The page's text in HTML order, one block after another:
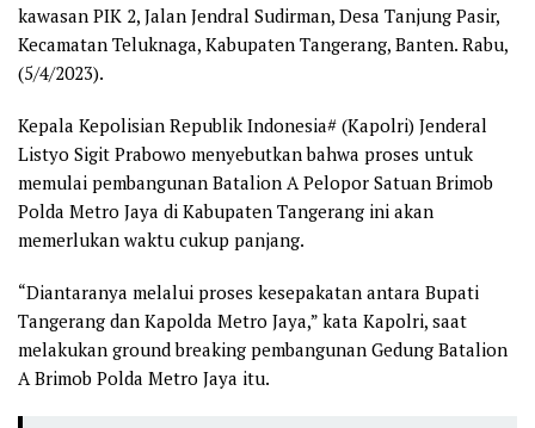
kawasan PIK 2, Jalan Jendral Sudirman, Desa Tanjung Pasir,
Kecamatan Teluknaga, Kabupaten Tangerang, Banten. Rabu,
(5/4/2023).
Kepala Kepolisian Republik Indonesia# (Kapolri) Jenderal
Listyo Sigit Prabowo menyebutkan bahwa proses untuk
memulai pembangunan Batalion A Pelopor Satuan Brimob
Polda Metro Jaya di Kabupaten Tangerang ini akan
memerlukan waktu cukup panjang.
“Diantaranya melalui proses kesepakatan antara Bupati
Tangerang dan Kapolda Metro Jaya,” kata Kapolri, saat
melakukan ground breaking pembangunan Gedung Batalion
A Brimob Polda Metro Jaya itu.